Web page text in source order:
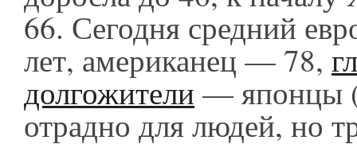
66. Сегодня средний
лет, американец — 78,
долгожители — японцы
отрадно для людей, но